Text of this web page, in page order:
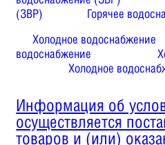
(ЗВР)
Горячее
Холодное водоснабжение
водоснабжение
Холодное
Информация об
осуществляется
товаров и (или)